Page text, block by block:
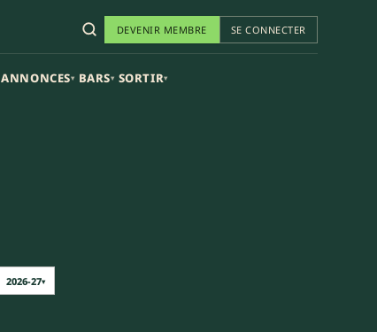
DEVENIR MEMBRE SE CONNECTER
ANNONCES▾ BARS▾ SORTIR▾
2026-27▾